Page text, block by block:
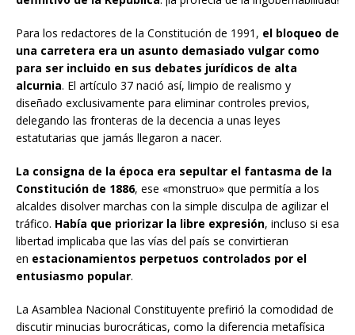
Para los redactores de la Constitución de 1991, el bloqueo de
una carretera era un asunto demasiado vulgar como
para ser incluido en sus debates jurídicos de alta
alcurnia. El artículo 37 nació así, limpio de realismo y
diseñado exclusivamente para eliminar controles previos,
delegando las fronteras de la decencia a unas leyes
estatutarias que jamás llegaron a nacer.
La consigna de la época era sepultar el fantasma de la
Constitución de 1886, ese «monstruo» que permitía a los
alcaldes disolver marchas con la simple disculpa de agilizar el
tráfico. Había que priorizar la libre expresión, incluso si esa
libertad implicaba que las vías del país se convirtieran
en estacionamientos perpetuos controlados por el
entusiasmo popular.
La Asamblea Nacional Constituyente prefirió la comodidad de
discutir minucias burocráticas, como la diferencia metafísica